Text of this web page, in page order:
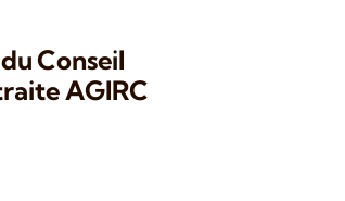
Conseil
AGIRC